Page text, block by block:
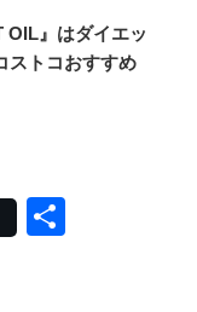
OIL』はダイエッ
ストコおすすめ